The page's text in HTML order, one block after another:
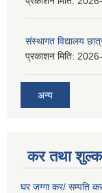
संस्थागत विद्यालय
प्रकाशन मिति:
अन्य
कर तथा
घर जग्गा कर/ सम्पति